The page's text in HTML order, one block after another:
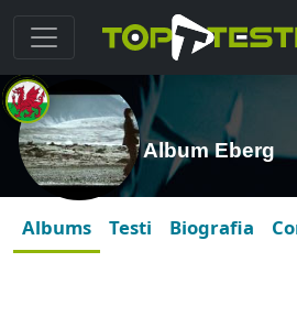
Album Eberg
Albums Testi Biografia